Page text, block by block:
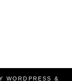
WORDPRESS &